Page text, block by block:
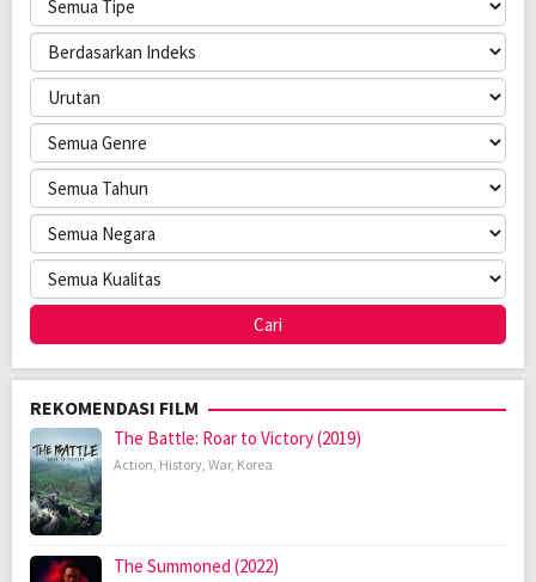
REKOMENDASI FILM
The Battle: Roar to Victory (2019)
Action, History, War, Korea
The Summoned (2022)